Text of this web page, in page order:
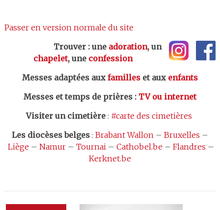
Passer en version normale du site
Trouver : une adoration, un
chapelet, une confession
Messes adaptées aux familleset aux enfants
Messes et temps de prières: TV ou internet
Visiter un cimetière: #carte des cimetières
Les diocèses belges: Brabant Wallon– Bruxelles –
Liège – Namur– Tournai– Cathobel.be – Flandres –
Kerknet.be